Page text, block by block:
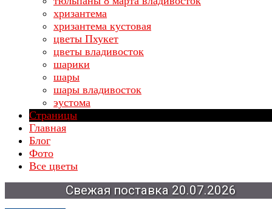
хризантема
хризантема кустовая
цветы Пхукет
цветы владивосток
шарики
шары
шары владивосток
эустома
Страницы
Главная
Блог
Фото
Все цветы
Свежая поставка 20.07.2026